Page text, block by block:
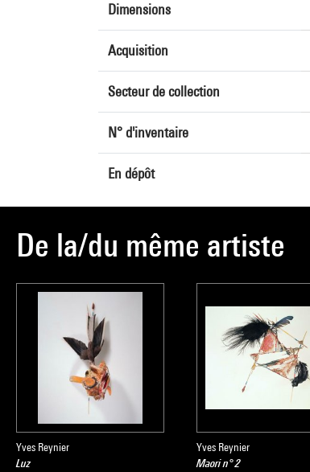
Dimensions
Acquisition
Secteur de collection
N° d'inventaire
En dépôt
De la/du même artiste
Yves Reynier
Luz
Yves Reynier
Maori n° 2